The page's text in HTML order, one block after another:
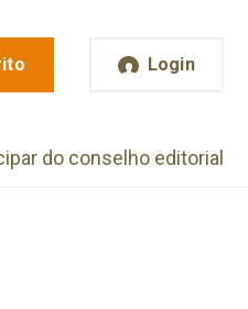
Login
do conselho editorial